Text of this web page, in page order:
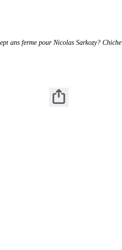
ans ferme pour Nicolas Sarkozy? Chiche